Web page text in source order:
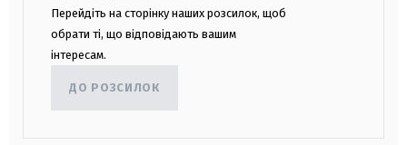
Перейдіть на сторінку наших розсилок, щоб
обрати ті, що відповідають вашим
інтересам.
ДО РОЗСИЛОК